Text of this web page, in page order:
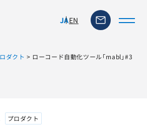
JAEN
ビス
ダクト > ローコード自動化ツール「mabl」#3
プロダクト